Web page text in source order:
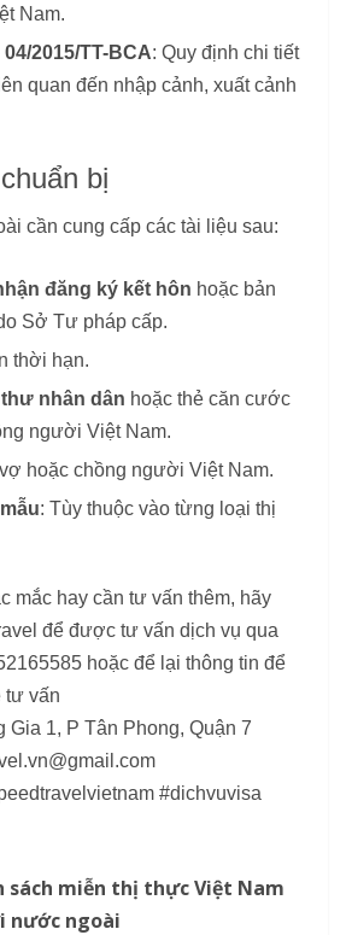
Nam.
2015/TT-BCA: Quy định chi tiết
quan đến nhập cảnh, xuất cảnh
bị
cần cung cấp các tài liệu sau:
đăng ký kết hôn hoặc bản
Sở Tư pháp cấp.
thời hạn.
nhân dân hoặc thẻ căn cước
người Việt Nam.
hoặc chồng người Việt Nam.
: Tùy thuộc vào từng loại thị
mắc hay cần tư vấn thêm, hãy
để được tư vấn dịch vụ qua
hoặc để lại thông tin để
tư vấn
1, P Tân Phong, Quận 7
#dichvuvisa
sách miễn thị thực Việt Nam
nước ngoài